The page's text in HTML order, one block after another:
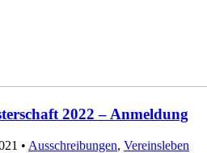
2022 – Anmeldung
• Ausschreibungen, Vereinsleben